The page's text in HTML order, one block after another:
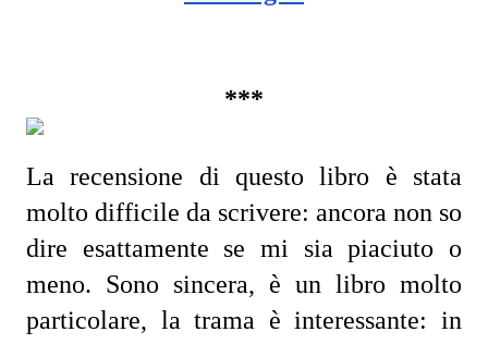
***
La recensione di questo libro è stata
molto difficile da scrivere: ancora non so
dire esattamente se mi sia piaciuto o
meno. Sono sincera, è un libro molto
particolare, la trama è interessante: in